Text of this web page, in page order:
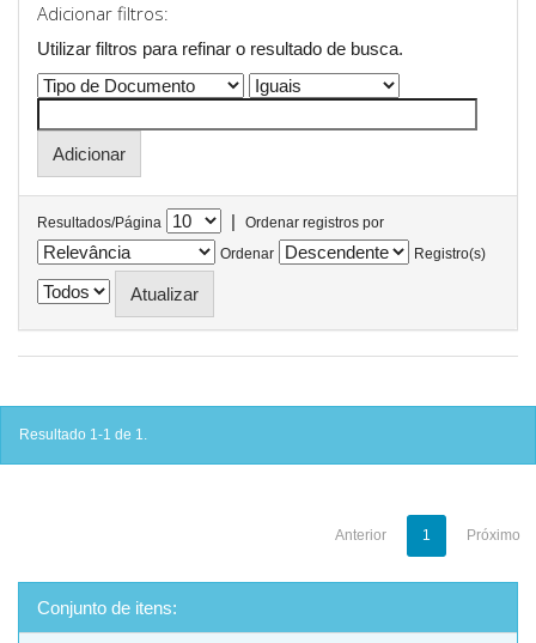
Adicionar filtros:
Utilizar filtros para refinar o resultado de busca.
Resultados/Página |
Ordenar registros por
Ordenar
Registro(s)
Resultado 1-1 de 1.
Anterior 1 Próximo
Conjunto de itens: